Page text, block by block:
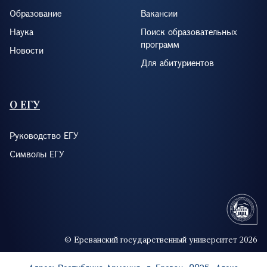
Образование
Наука
Новости
Вакансии
Поиск образовательных
программ
Для абитуриентов
О ЕГУ
Руководство ЕГУ
Символы ЕГУ
© Ереванский государственный университет 2026